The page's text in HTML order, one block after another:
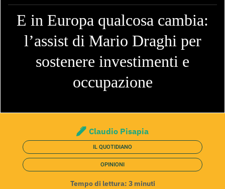
E in Europa qualcosa cambia:
l’assist di Mario Draghi per
sostenere investimenti e
occupazione
Claudio Pisapia
IL QUOTIDIANO
OPINIONI
Tempo di lettura: 3 minuti